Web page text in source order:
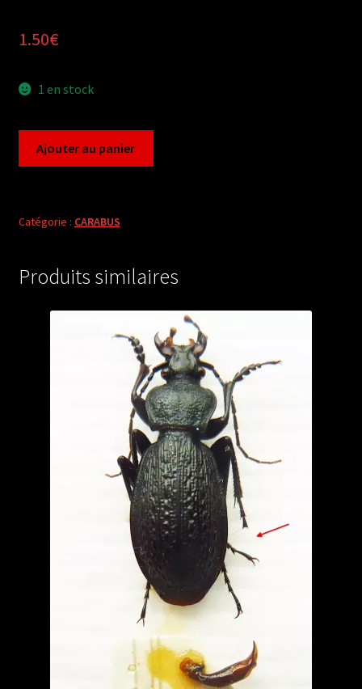
1.50€
1 en stock
splendens
from
Ajouter au panier
Catégorie : CARABUS
Produits similaires